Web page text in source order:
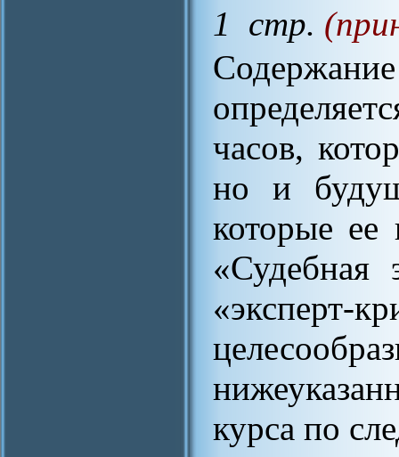
1 стр.
часов,
но и
которые ее
«Судебная
«эксперт-
курса по